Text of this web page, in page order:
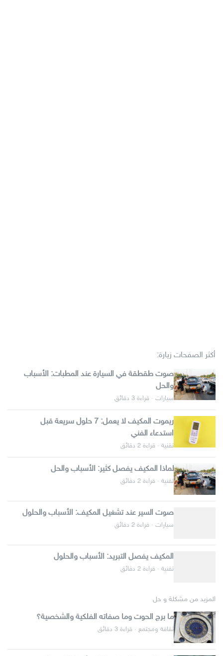
أكثر الصفحات زيارة:
صوت طقطقة في السيارة عند المطبات: الأسباب
والحل
سيارات · قراءة 3 دقائق
ريموت المكيف لا يعمل: 7 حلول سريعة قبل
استدعاء الفني
تقنية · قراءة 2 دقائق
لماذا المكيف يفصل كثير: الأسباب والحل
تقنية · قراءة 2 دقائق
صوت السير عند تشغيل المكيف: الأسباب والحلول
سيارات · قراءة 2 دقائق
المكيف يفصل التبريد: الأسباب والحلول
تقنية · قراءة 2 دقائق
المزيد من مشكلة و حل
ما برج الحوت وما صفاته الفلكية والشخصية؟
ثقافة ومجتمع · قراءة 3 دقائق